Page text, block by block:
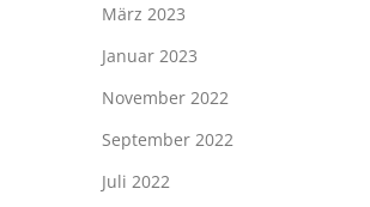
März 2023
Januar 2023
November 2022
September 2022
Juli 2022